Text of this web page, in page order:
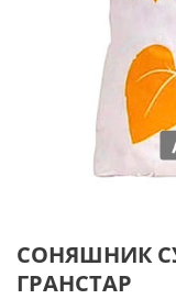
СОНЯШНИК
ГРАНСТАР